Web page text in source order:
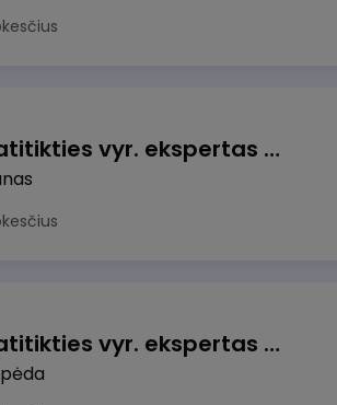
Veiklos užtikrinimo ir atitikties vyr. ekspertas (-ė) (Kaunas) (Kaunas, LT)
Veiklos užtikrinimo ir atitikties vyr. ekspertas (-ė) (Klaipėda) (Klaipėda, LT)